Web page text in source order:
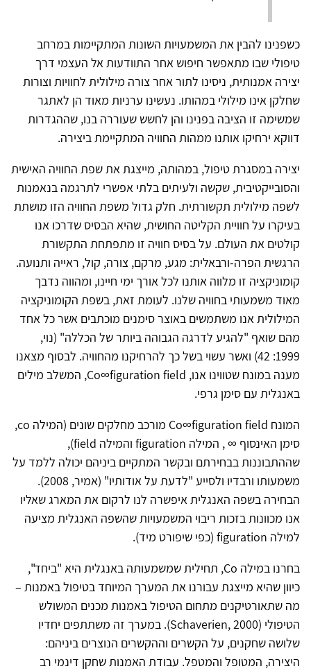
כשפנינו להבין את המשמעויות השונות המתקיימות במרחב
טיפולי שבו מתאפשר חיפוש אחר התוודעות אל העצמי דרך
יצירה אמנותית, ניסינו לתור אחר צורה מילולית לחוויות וצורות
שחלקן אינו מילולי במהותו. נעשינו ערניות מאוד הן לאתגר
שמשימה זו הציבה בפנינו והן לחשש שעוררה בנו, שההגדרות
דווקא ירחיקו אותנו ממהות החוויה המתקיימת ביצירה.
יצירה במסגרת טיפול, במהותה, מייצגת את שפת החוויה האישית
והסובייקטיבית, שקשה ולעיתים בלתי אפשרי לתרגמה בנאמנות
לשפה מילולית תקשורתית. חלק גדול משפת החוויה הזו מושתת
בעיקרו על חוויית הקליטה החושית, שהיא הבסיס שדרכו אנו
קולטים את העולם. על בסיס חוויה זו מתפתחת התקשורת
הרגשית הפרה-ורבאלית: מגע, מרקם, צורה, קול, ראייה ותנועה.
קומוניקציה זו מלווה אותנו לכל אורך ימי חיינו, ומהווה נדבך
מאוד משמעותי בחוויה שלנו. לעומת זאת, בשפת הקומוניקציה
המילולית אנו משתמשים באוצר סימנים מוכתבים אשר כל אחד
מהם שואף "להגיע לדרגה הגבוהה ביותר של הכללה" (נוי,
1999: 42) ואשר עשוי בשל כך להרחיקנו מהחוויה. לבסוף מצאנו
מענה במונח שטווינו אנו, Co∞figuration field, המשלב מילים
באנגלית עם סימן גרפי.
המונח Co∞figuration field מורכב מחלקים שונים (המילה co,
סימן האינסוף ∞ , המילה figuration והמילה field),
שההתבוננות בבחירתם ובקשר המתקיים ביניהם יכולה ללמד על
משמעותו ורבדיו ולסייע "לדעת על אודותיו" (אמיר, 2008).
הבחירה בשפה האנגלית איפשרה לנו לרקום את המארג שאליו
אנו מכוונות בזכות ריבוי המשמעויות שהשפה האנגלית מציעה
למילה figuration (כפי שיפורט מיד).
בחרנו במילה Co, תחילית שמשמעותה באנגלית היא "ביחד",
כיוון שהיא מייצגת עבורנו את המערך המיוחד בטיפול באמנות –
מה שתאורטיקנים מתחום הטיפול באמנות מכנים המשולש
הטיפולי (Schaverien, 2000). במערך זה משתתפים יחדיו
שלושה שחקנים, על הקשרים וההקשרים הנוצרים ביניהם:
היצירה, המטופל והמטפל. עבודת האמנות שחקן דינמי רב